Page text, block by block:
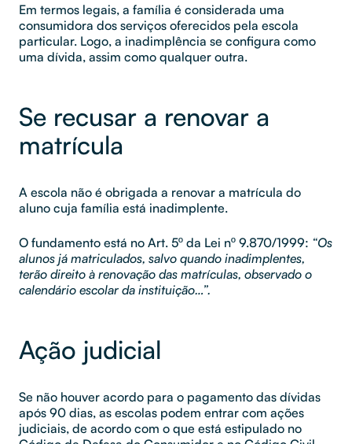
Em termos legais, a família é considerada uma
consumidora dos serviços oferecidos pela escola
particular. Logo, a inadimplência se configura como
uma dívida, assim como qualquer outra.
Se recusar a renovar a
matrícula
A escola não é obrigada a renovar a matrícula do
aluno cuja família está inadimplente.
O fundamento está no Art. 5º da Lei nº 9.870/1999: “Os
alunos já matriculados, salvo quando inadimplentes,
terão direito à renovação das matrículas, observado o
calendário escolar da instituição…”.
Ação judicial
Se não houver acordo para o pagamento das dívidas
após 90 dias, as escolas podem entrar com ações
judiciais, de acordo com o que está estipulado no